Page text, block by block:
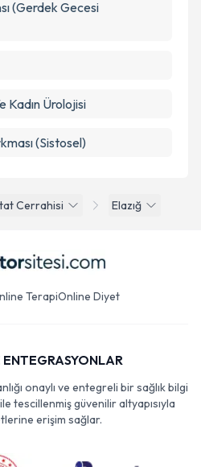
Cerrahisi Elazığ
(Gerdek Gecesi
Kadın Ürolojisi
(Sistosel)
TerapiOnline Diyet
ENTEGRASYONLAR
onaylı ve entegreli bir sağlık bilgi
tescillenmiş güvenilir altyapısıyla
erişim sağlar.